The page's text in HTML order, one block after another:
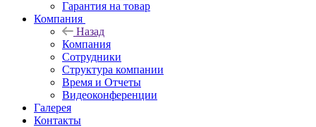
Гарантия на товар
Компания
Назад
Компания
Сотрудники
Структура компании
Время и Отчеты
Видеоконференции
Галерея
Контакты